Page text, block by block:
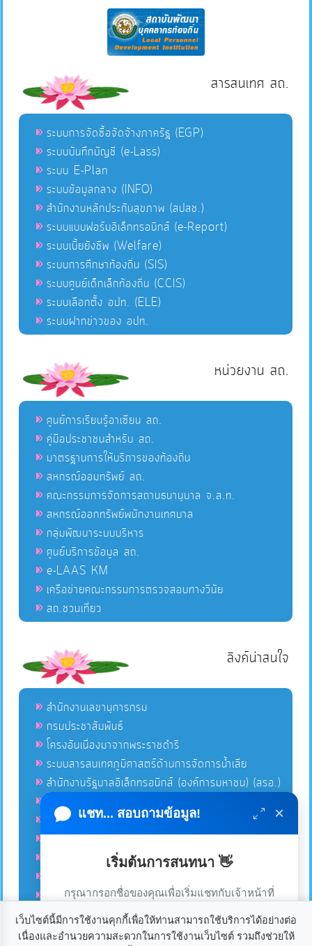
แชท... สอบถามข้อมูล! ×
เริ่มต้นการสนทนา 👋
กรุณากรอกชื่อของคุณเพื่อเริ่มแชทกับเจ้าหน้าที่
เว็บไซต์นี้มีการใช้งานคุกกี้เพื่อให้ท่านสามารถใช้บริการได้อย่างต่อ
เนื่องและอำนวยความสะดวกในการใช้งานเว็บไซต์ รวมถึงช่วยให้
สารสนเทศ สถ.
ระบบการจัดซื้อจัดจ้างภาครัฐ (EGP)
ระบบบันทึกบัญชี (e-Lass)
ระบบ E-Plan
ระบบข้อมูลกลาง (INFO)
สำนักงานหลักประกันสุขภาพ (สปสช.)
ระบบแบบฟอร์มอิเล็กทรอนิกส์ (e-Report)
ระบบเบี้ยยังชีพ (Welfare)
ระบบการศึกษาท้องถิ่น (SIS)
ระบบศูนย์เด็กเล็กท้องถิ่น (CCIS)
ระบบเลือกตั้ง อปท. (ELE)
ระบบฝากข่าวของ อปท.
หน่วยงาน สถ.
ศูนย์การเรียนรู้อาเซียน สถ.
คู่มือประชาชนสำหรับ สถ.
มาตรฐานการให้บริการของท้องถิ่น
สหกรณ์ออมทรัพย์ สถ.
คณะกรรมการจัดการสถานธนานุบาล จ.ส.ท.
สหกรณ์ออกทรัพย์พนักงานเทศบาล
กลุ่มพัฒนาระบบบริหาร
ศูนย์บริการข้อมูล สถ.
e-LAAS KM
เครือข่ายคณะกรรมการตรวจสอบทางวินัย
สถ.ชวนเที่ยว
ลิงค์น่าสนใจ
สำนักงานเลขานุการกรม
กรมประชาสัมพันธ์
โครงอันเนื่องมาจากพระราชดำริ
ระบบสารสนเทศภูมิศาสตร์ด้านการจัดการน้ำเสีย
สำนักงานรัฐบาลอิเล็กทรอนิกส์ (องค์การมหาชน) (สรอ.)
โครงการอนุรักษ์พันธุกรรมพืชอันเนื่องมาจากพระราชดำริ
คลังข่าวมหาไทย
คู่มือตาม พ.ร.บ.อำนวยความสดวกฯ
ฐานข้อมูลหน่วยงานภาครัฐ (INFO)
ศูนย์อำนวยการบริหารจังหวัดชายแดนภาคใต้ ศอ.บต.